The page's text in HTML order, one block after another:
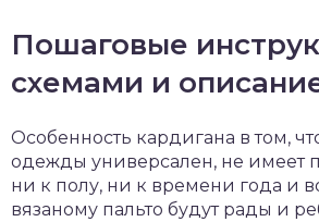
Пошаговые
схемами и
Особенность кардигана в том,
одежды универсален, не имеет
ни к полу, ни к времени года и
вязаному пальто будут рады и